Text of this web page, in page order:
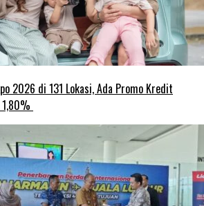
2026 di 131 Lokasi, Ada Promo Kredit
1,80%